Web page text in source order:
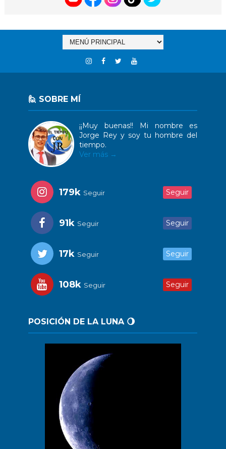
🙋 SOBRE MÍ
¡¡Muy buenas!! Mi nombre es
Jorge Rey y soy tu hombre del
tiempo.
Ver más →
179k Seguir Seguir
91k Seguir Seguir
17k Seguir Seguir
108k Seguir Seguir
POSICIÓN DE LA LUNA 🌖